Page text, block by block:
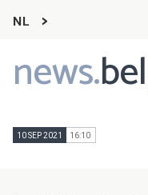
NL
news.
Main
navigation
10 SEP 2021 16:10